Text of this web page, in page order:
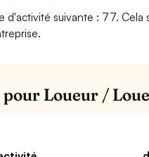
d'activité suivante : 77.
Loueur /